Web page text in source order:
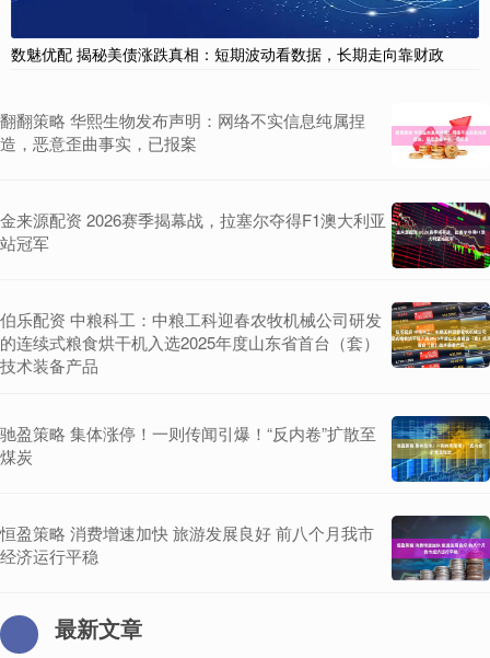
数魅优配 揭秘美债涨跌真相：短期波动看数据，长期走向靠财政
翻翻策略 华熙生物发布声明：网络不实信息纯属捏
造，恶意歪曲事实，已报案
金来源配资 2026赛季揭幕战，拉塞尔夺得F1澳大利亚
站冠军
伯乐配资 中粮科工：中粮工科迎春农牧机械公司研发
的连续式粮食烘干机入选2025年度山东省首台（套）
技术装备产品
驰盈策略 集体涨停！一则传闻引爆！“反内卷”扩散至
煤炭
恒盈策略 消费增速加快 旅游发展良好 前八个月我市
经济运行平稳
最新文章